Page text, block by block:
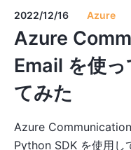
2022/12/16 Azure
Azure
Email を使
てみた
Azure
Python SDK を使用し